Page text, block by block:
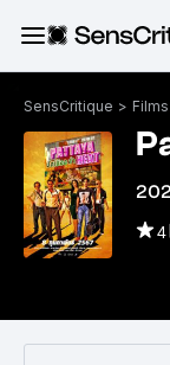
SensCritique > Films
4